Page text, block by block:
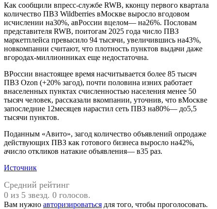
Как сообщили впресс-службе RWB, кконцу первого квартала
количество ПВЗ Wildberries вМоскве выросло вгодовом
исчислении на30%, авРоссии вцелом— на26%. Пословам
представителя RWB, поитогам 2025 года число ПВЗ
маркетплейса превысило 94 тысячи, увеличившись на43%,
новкомпании считают, что плотность пунктов выдачи даже
вгородах-миллионниках еще недостаточна.
ВРоссии внастоящее время насчитывается более 85 тысяч
ПВЗ Ozon (+20% загод), почти половина изних работает
внаселенных пунктах счисленностью населения менее 50
тысяч человек, рассказали вкомпании, уточнив, что вМоскве
запоследние 12месяцев нарастил сеть ПВЗ на80%— до5,5
тысячи пунктов.
Поданным «Авито», загод количество объявлений опродаже
действующих ПВЗ как готового бизнеса выросло на42%,
ачисло откликов натакие объявления— в35 раз.
Источник
Средний рейтинг
0 из 5 звезд. 0 голосов.
Вам нужно авторизироваться для того, чтобы проголосовать.